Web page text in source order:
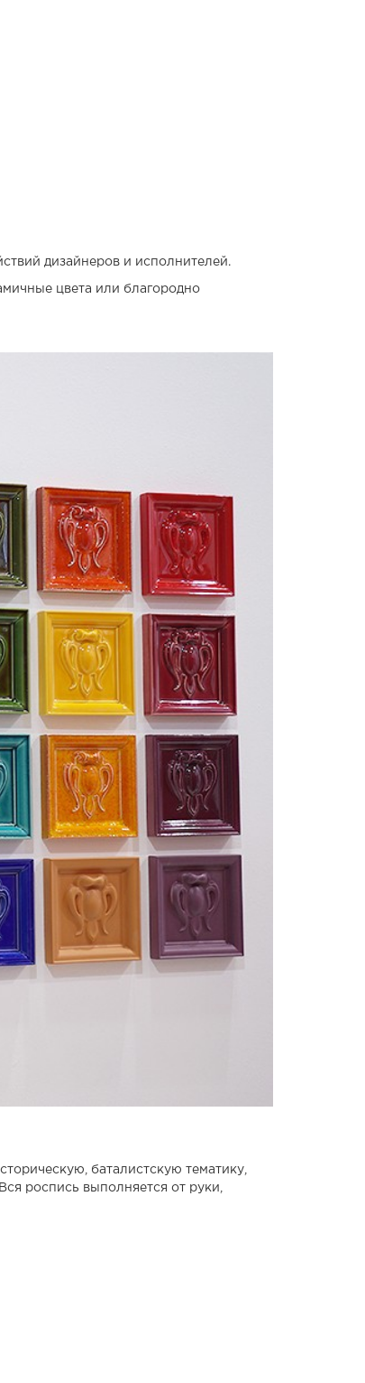
дизайнеров и исполнителей.
цвета или благородно
баталистскую тематику,
роспись выполняется от руки,